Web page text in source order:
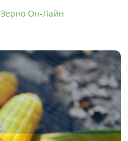
Зерно Он-Лайн